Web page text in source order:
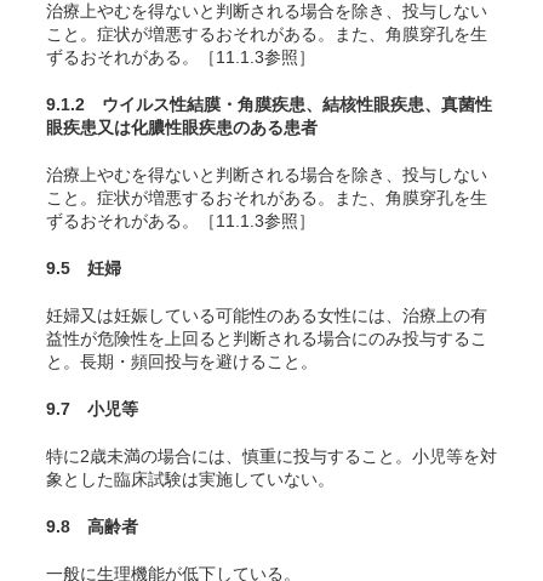
治療上やむを得ないと判断される場合を除き、投与しない
こと。症状が増悪するおそれがある。また、角膜穿孔を生
ずるおそれがある。［11.1.3参照］
9.1.2 ウイルス性結膜・角膜疾患、結核性眼疾患、真菌性
眼疾患又は化膿性眼疾患のある患者
治療上やむを得ないと判断される場合を除き、投与しない
こと。症状が増悪するおそれがある。また、角膜穿孔を生
ずるおそれがある。［11.1.3参照］
9.5 妊婦
妊婦又は妊娠している可能性のある女性には、治療上の有
益性が危険性を上回ると判断される場合にのみ投与するこ
と。長期・頻回投与を避けること。
9.7 小児等
特に2歳未満の場合には、慎重に投与すること。小児等を対
象とした臨床試験は実施していない。
9.8 高齢者
一般に生理機能が低下している。